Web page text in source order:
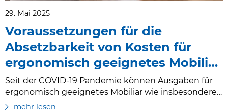
29. Mai 2025
Voraussetzungen für die
Absetzbarkeit von Kosten für
ergonomisch geeignetes Mobiliar
müssen in allen Jahren erfüllt
sein
Seit der COVID-19 Pandemie können Ausgaben für
ergonomisch geeignetes Mobiliar wie insbesondere
Schreibtisch, Drehstuhl, Beleuchtung eines in der
mehr lesen